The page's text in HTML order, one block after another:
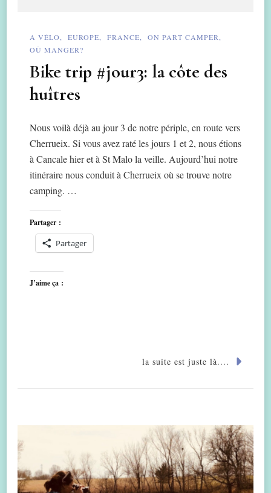
A VÉLO EUROPE FRANCE
ON PART CAMPER
OÙ MANGER?
Bike trip #jour3: la côte des
huîtres
Nous voilà déjà au jour 3 de notre périple, en route vers
Cherrueix. Si vous avez raté les jours 1 et 2, nous étions
à Cancale hier et à St Malo la veille. Aujourd’hui notre
itinéraire nous conduit à Cherrueix où se trouve notre
camping. …
Partager :
Partager
J’aime ça :
la suite est juste là....